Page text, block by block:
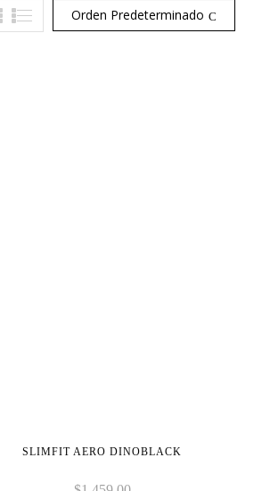
Orden Predeterminado
SLIMFIT AERO DINOBLACK